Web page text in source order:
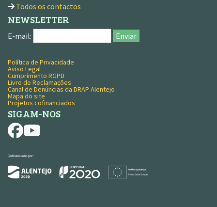
Todos os contactos
NEWSLETTER
E-mail: Enviar
MENU RODAPÉ
Política de Privacidade
Aviso Legal
Cumprimento RGPD
Livro de Reclamações
Canal de Denúncias da DRAP Alentejo
Mapa do site
Projetos cofinanciados
SIGAM-NOS